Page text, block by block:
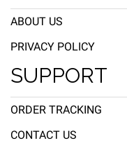
ABOUT US
PRIVACY POLICY
SUPPORT
ORDER TRACKING
CONTACT US